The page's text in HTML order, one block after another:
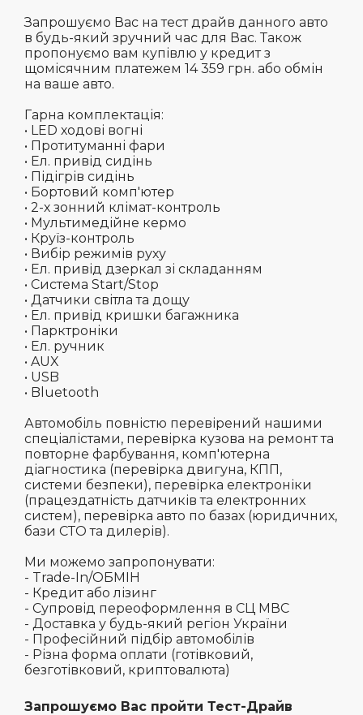
Запрошуємо Вас на тест драйв данного авто
в будь-який зручний час для Вас. Також
пропонуємо вам купівлю у кредит з
щомісячним платежем 14 359 грн. або обмін
на ваше авто.
Гарна комплектація:
• LED ходові вогні
• Протитуманні фари
• Ел. привід сидінь
• Підігрів сидінь
• Бортовий комп'ютер
• 2-х зонний клімат-контроль
• Мультимедійне кермо
• Круїз-контроль
• Вибір режимів руху
• Ел. привід дзеркал зі складанням
• Система Start/Stop
• Датчики світла та дощу
• Ел. привід кришки багажника
• Парктроніки
• Ел. ручник
• AUX
• USB
• Bluetooth
Автомобіль повністю перевірений нашими
спеціалістами, перевірка кузова на ремонт та
повторне фарбування, комп'ютерна
діагностика (перевірка двигуна, КПП,
системи безпеки), перевірка електроніки
(працездатність датчиків та електронних
систем), перевірка авто по базах (юридичних,
бази СТО та дилерів).
Ми можемо запропонувати:
- Trade-In/ОБМІН
- Кредит або лізинг
- Супровід переоформлення в СЦ МВС
- Доставка у будь-який регіон України
- Професійний підбір автомобілів
- Різна форма оплати (готівковий,
безготівковий, криптовалюта)
Запрошуємо Вас пройти Тест-Драйв